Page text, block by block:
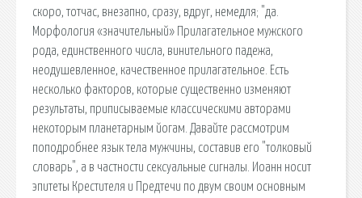
скоро, тотчас, внезапно, сразу, вдруг, немедля; "да.
Морфология «значительный» Прилагательное мужского
рода, единственного числа, винительного падежа,
неодушевленное, качественное прилагательное. Есть
несколько факторов, которые существенно изменяют
результаты, приписываемые классическими авторами
некоторым планетарным йогам. Давайте рассмотрим
поподробнее язык тела мужчины, составив его "толковый
словарь", а в частности сексуальные сигналы. Иоанн носит
эпитеты Крестителя и Предтечи по двум своим основным